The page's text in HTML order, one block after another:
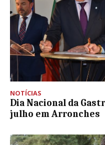
NOTÍCIAS
Dia Nacional da
julho em Arronches